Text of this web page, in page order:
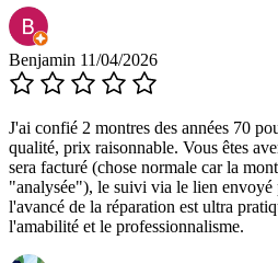
Benjamin 11/04/2026
J'ai confié 2 montres des années 70
qualité, prix raisonnable. Vous êtes
sera facturé (chose normale car la
"analysée"), le suivi via le lien envoyé
l'avancé de la réparation est ultra
l'amabilité et le professionnalisme.